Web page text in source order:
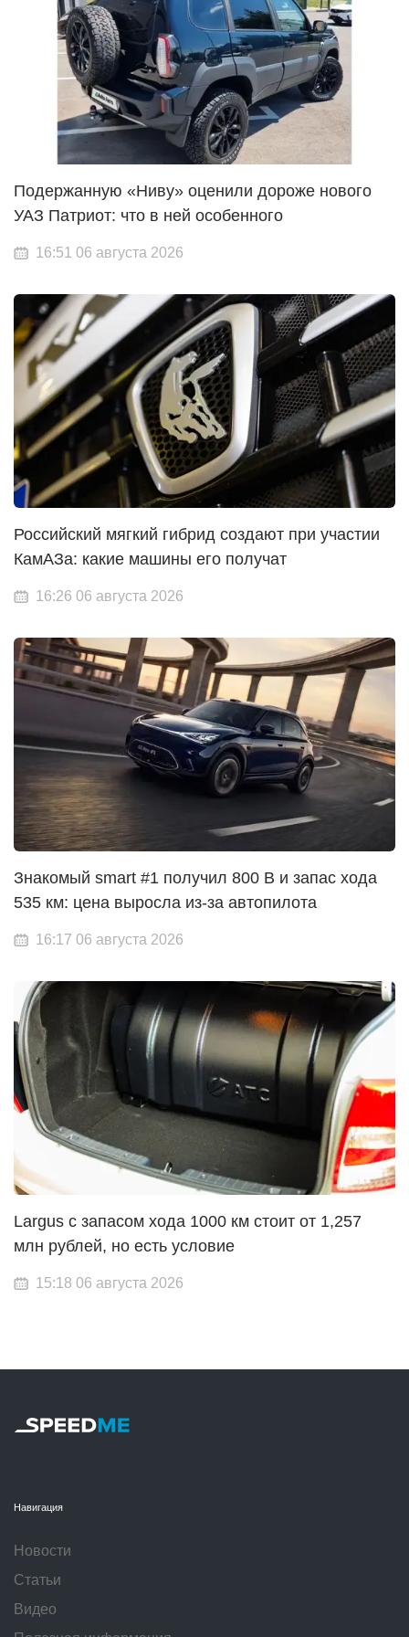
Подержанную «Ниву» оценили дороже нового
УАЗ Патриот: что в ней особенного
16:51 06 августа 2026
Российский мягкий гибрид создают при участии
КамАЗа: какие машины его получат
16:26 06 августа 2026
Знакомый smart #1 получил 800 В и запас хода
535 км: цена выросла из-за автопилота
16:17 06 августа 2026
Largus с запасом хода 1000 км стоит от 1,257
млн рублей, но есть условие
15:18 06 августа 2026
Навигация
Новости
Статьи
Видео